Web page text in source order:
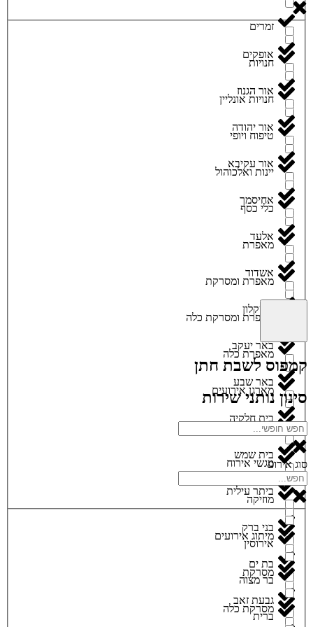
זמרים
חנויות
חנויות אונליין
טיפוח ויופי
יינות ואלכוהול
כלי כסף
מאפרת
מאפרת ומסרקת
מאפרת ומסרקת כלה
מאפרת כלה
מארגן אירועים
מגנטים
מגשי אירוח
מוזיקה
מיתוג אירועים
מסרקת
מסרקת כלה
אופקים
אור הגנוז
אור יהודה
אור עקיבא
אחיסמך
אלעד
אשדוד
אשקלון
באר יעקב
באר שבע
בית חלקיה
בית שמש
ביתר עילית
בני ברק
בת ים
גבעת זאב
קמפוס לשבת חתן
סינון נותני שירות
סוג אירוע
אירוסין
בר מצוה
ברית